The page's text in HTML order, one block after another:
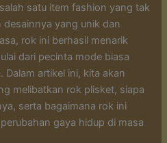
satu item fashion yang tak
yang unik dan
rok ini berhasil menarik
dari pecinta mode biasa
Dalam artikel ini, kita akan
melibatkan rok plisket, siapa
serta bagaimana rok ini
gaya hidup di masa